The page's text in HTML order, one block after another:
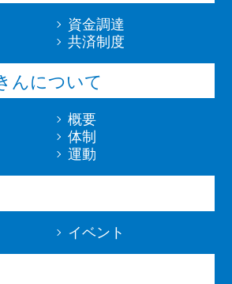
資金調達
共済制度
んについて
概要
体制
運動
イベント